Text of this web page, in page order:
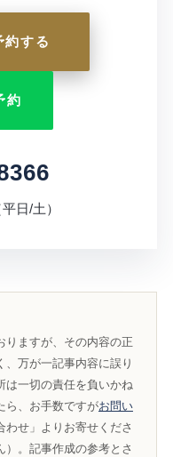
する
約
日/土）
りますが、その内容の正
万が一記事内容に誤り
は一切の責任を負いかね
ら、お手数ですがお問い
わせ」よりお寄せくださ
）。記事作成の参考とさ